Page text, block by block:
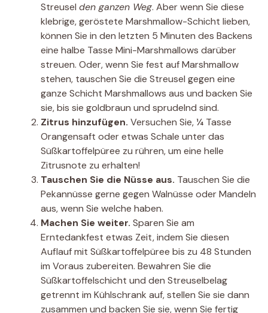
Streusel den ganzen Weg. Aber wenn Sie diese
klebrige, geröstete Marshmallow-Schicht lieben,
können Sie in den letzten 5 Minuten des Backens
eine halbe Tasse Mini-Marshmallows darüber
streuen. Oder, wenn Sie fest auf Marshmallow
stehen, tauschen Sie die Streusel gegen eine
ganze Schicht Marshmallows aus und backen Sie
sie, bis sie goldbraun und sprudelnd sind.
Zitrus hinzufügen. Versuchen Sie, ¼ Tasse
Orangensaft oder etwas Schale unter das
Süßkartoffelpüree zu rühren, um eine helle
Zitrusnote zu erhalten!
Tauschen Sie die Nüsse aus. Tauschen Sie die
Pekannüsse gerne gegen Walnüsse oder Mandeln
aus, wenn Sie welche haben.
Machen Sie weiter. Sparen Sie am
Erntedankfest etwas Zeit, indem Sie diesen
Auflauf mit Süßkartoffelpüree bis zu 48 Stunden
im Voraus zubereiten. Bewahren Sie die
Süßkartoffelschicht und den Streuselbelag
getrennt im Kühlschrank auf, stellen Sie sie dann
zusammen und backen Sie sie, wenn Sie fertig